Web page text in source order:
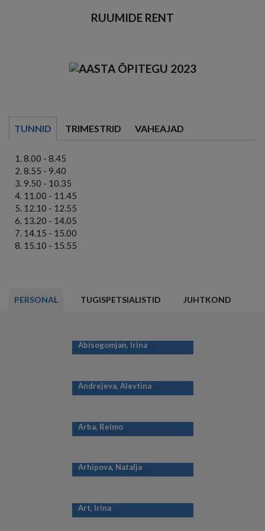
RUUMIDE RENT
TUNNID TRIMESTRID VAHEAJAD
8.00 - 8.45
8.55 - 9.40
9.50 - 10.35
11.00 - 11.45
12.10 - 12.55
13.20 - 14.05
14.15 - 15.00
15.10 - 15.55
PERSONAL TUGISPETSIALISTID JUHTKOND
Abisogomjan, Irina
Andrejeva, Alevtina
Arba, Reimo
Arhipova, Natalja
Art, Irina